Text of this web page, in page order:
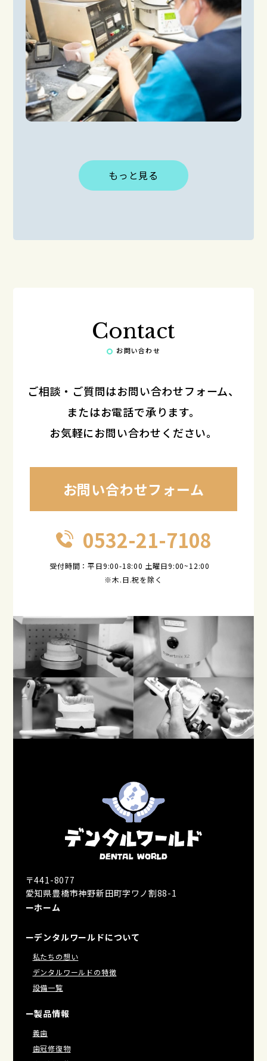
もっと見る
Contact
お問い合わせ
ご相談・ご質問はお問い合わせフォーム、
またはお電話で承ります。
お気軽にお問い合わせください。
お問い合わせフォーム
0532-21-7108
受付時間：平日9:00-18:00 土曜日9:00~12:00
※木.日.祝を除く
〒441-8077
愛知県豊橋市神野新田町字ワノ割88-1
ーホーム
ーデンタルワールドについて
私たちの想い
デンタルワールドの特徴
設備一覧
ー製品情報
義歯
歯冠修復物